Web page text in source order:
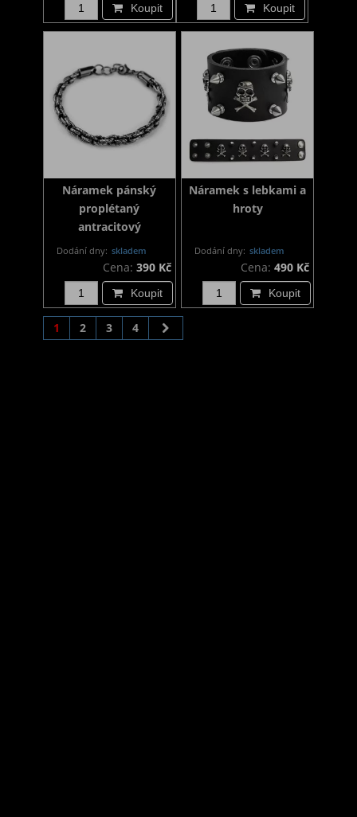
Koupit Koupit
Náramek pánský
proplétaný
antracitový
Dodání dny: skladem
Cena: 390 Kč
Koupit
Náramek s lebkami a
hroty
Dodání dny: skladem
Cena: 490 Kč
Koupit
1 2 3 4